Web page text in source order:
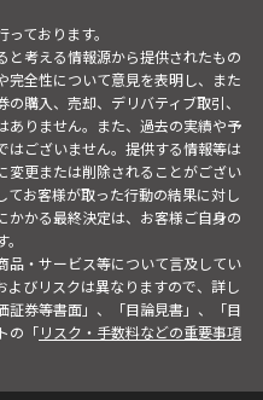
ております。
と考える情報源から提供されたもの
完全性について意見を表明し、また
購入、売却、デリバティブ取引、
ありません。また、過去の実績や予
はございません。提供する情報等は
変更または削除されることがござい
てお客様が取った行動の結果に対し
かかる最終決定は、お客様ご自身の
品・サービス等について言及してい
よびリスクは異なりますので、詳し
証券等書面」、「目論見書」、「目
の「リスク・手数料などの重要事項